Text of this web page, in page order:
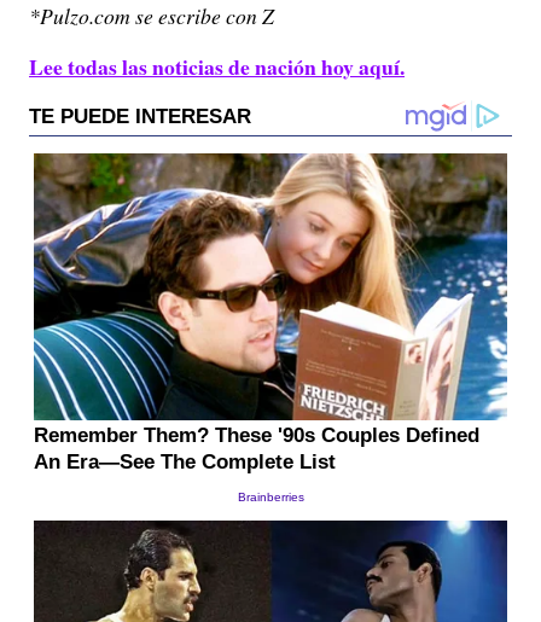
*Pulzo.com se escribe con Z
Lee todas las noticias de nación hoy aquí.